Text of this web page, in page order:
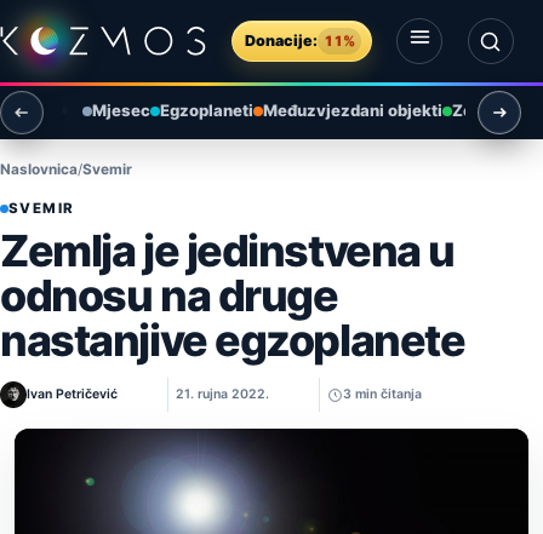
Preskoči na sadržaj
Donacije: 11%
Otvori izbornik
Otvori pretragu
Mjesec Egzoplaneti Međuzvjezdani objekti Zemlja i
Naslovnica Svemir
SVEMIR
Zemlja je jedinstvena u
odnosu na druge
nastanjive egzoplanete
Ivan Petričević 21. rujna 2022. 3 min čitanja